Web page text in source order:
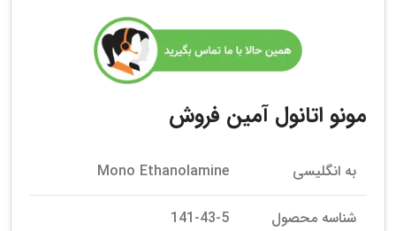
مونو اتانول آمین فروش
به انگلیسی Mono Ethanolamine
شناسه محصول 141-43-5